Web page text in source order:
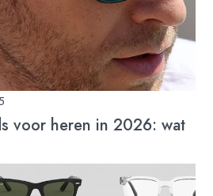
voor heren in 2026: wat